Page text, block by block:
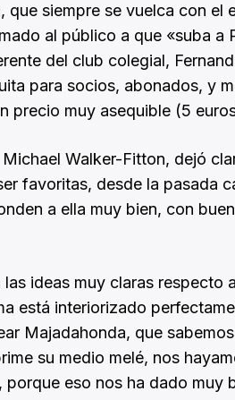
siempre se vuelca con el
al público a que «suba a
del club colegial,
para socios, abonados, y
precio muy asequible (5
Walker-Fitton, dejó
favoritas, desde la pasada
a ella muy bien, con
ideas muy claras respecto
está interiorizado
Majadahonda, que
su medio melé, nos
eso nos ha dado muy